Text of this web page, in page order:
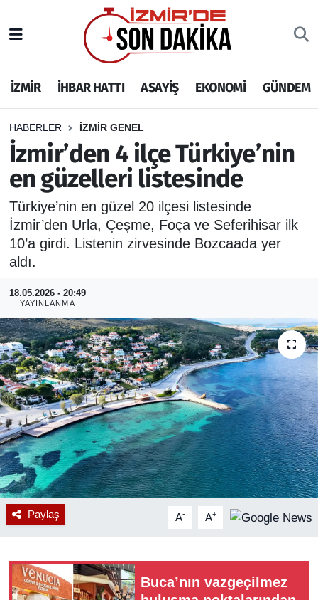
İZMİR İHBAR HATTI ASAYİŞ EKONOMİ GÜNDEM
HABERLER İZMİR GENEL
İzmir’den 4 ilçe Türkiye’nin
en güzelleri listesinde
Türkiye’nin en güzel 20 ilçesi listesinde
İzmir’den Urla, Çeşme, Foça ve Seferihisar ilk
10’a girdi. Listenin zirvesinde Bozcaada yer
aldı.
18.05.2026 - 20:49
YAYINLANMA
Paylaş A- A+
Buca’nın vazgeçilmez
İHBAR HATTI
DEPREM
GENEL
EKONOMİ
SİYASET
ASAYİŞ
RESMİ REKLAM
İzmir Nöbetçi Eczaneler
İzmir Hava Durumu
İzmir Namaz Vakitleri
İzmir Trafik Yoğunluk Haritası
Puan Durumu ve Fikstür
Tüm Manşetler
Haber Arşivi